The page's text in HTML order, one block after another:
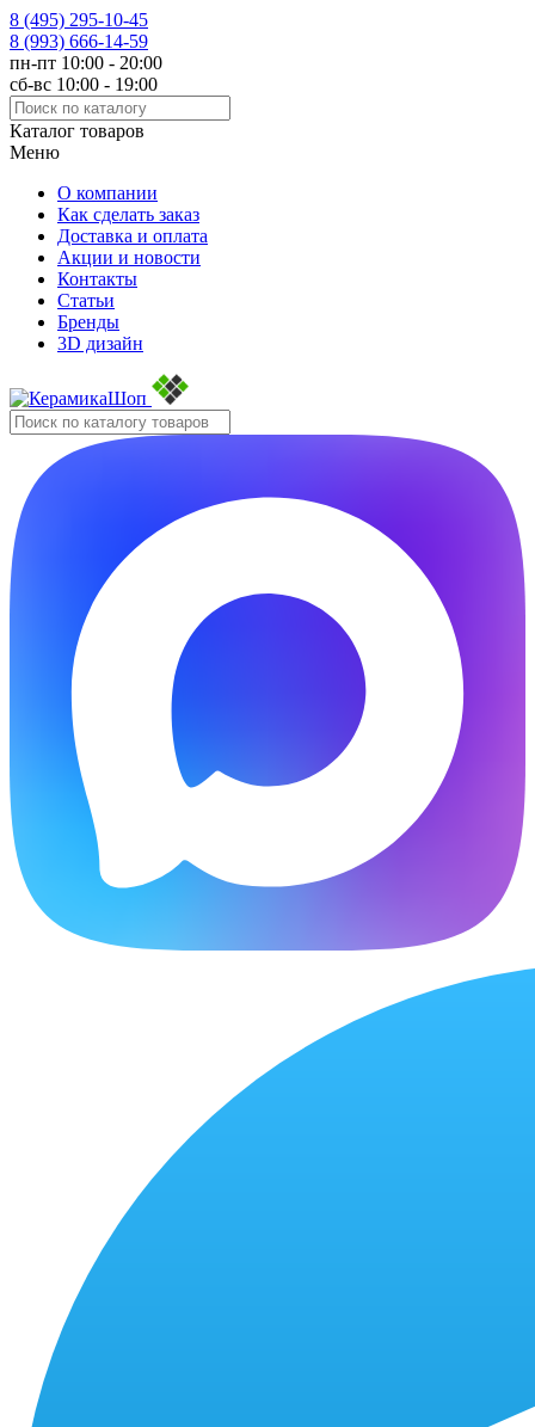
8 (495) 295-10-45
8 (993) 666-14-59
пн-пт 10:00 - 20:00
сб-вс 10:00 - 19:00
Каталог товаров
Меню
О компании
Как сделать заказ
Доставка и оплата
Акции и новости
Контакты
Статьи
Бренды
3D дизайн